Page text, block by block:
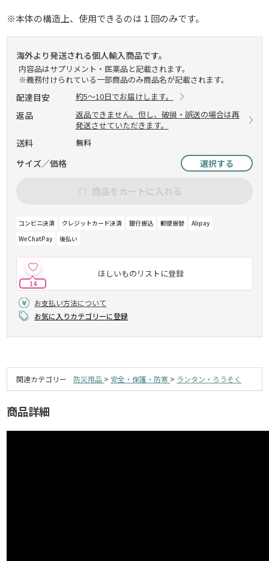
※本体の構造上、使用できるのは１回のみです。
海外より発送される個人輸入商品です。
内容品はサプリメント・医薬品と記載されます。
※義務付けられている一部商品のみ商品名が記載されます。
配達目安 約5～10日でお届けします。
返品
返品できません。但し、破損・誤送の場合は再
発送させていただきます。
送料 無料
サイズ／価格 選択する
商品をカートに入れる
コンビニ決済 クレジットカード決済 銀行振込 郵便振替
Alipay
WeChatPay
後払い
ほしいものリストに登録
14
お支払い方法について
お気に入りカテゴリーに登録
関連カテゴリー 防災用品 > 安全・保護・防寒 > ランタン・ろうそく
商品詳細